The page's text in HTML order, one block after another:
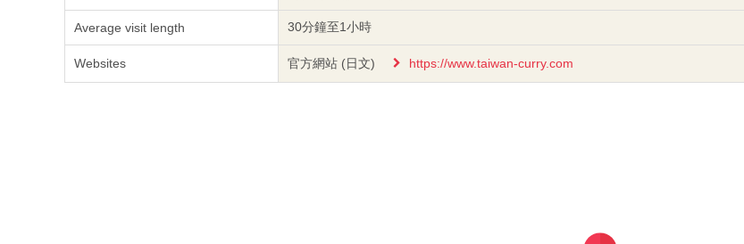
Average visit length 30分鐘至1小時
Websites 官方網站 (日文) https://www.taiwan-curry.com